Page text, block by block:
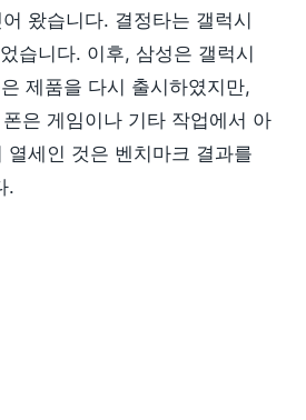
왔습니다. 결정타는 갤럭시
습니다. 이후, 삼성은 갤럭시
제품을 다시 출시하였지만,
은 게임이나 기타 작업에서 아
열세인 것은 벤치마크 결과를
.